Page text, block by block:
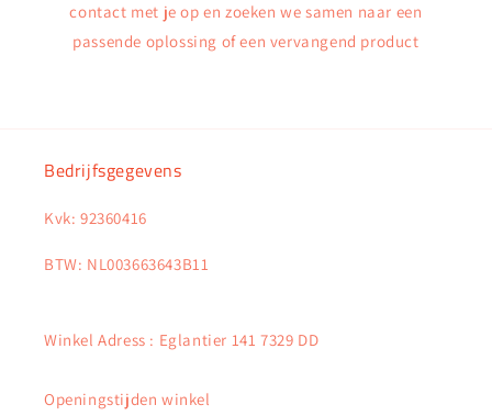
contact met je op en zoeken we samen naar een
passende oplossing of een vervangend product
Bedrijfsgegevens
Kvk: 92360416
BTW: NL003663643B11
Winkel Adress : Eglantier 141 7329 DD
Openingstijden winkel